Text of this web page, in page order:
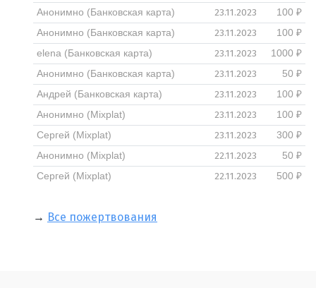
Анонимно (Банковская карта)
23.11.2023
100 ₽
Анонимно (Банковская карта)
23.11.2023
100 ₽
elena (Банковская карта)
23.11.2023
1000 ₽
Анонимно (Банковская карта)
23.11.2023
50 ₽
Андрей (Банковская карта)
23.11.2023
100 ₽
Анонимно (Mixplat)
23.11.2023
100 ₽
Сергей (Mixplat)
23.11.2023
300 ₽
Анонимно (Mixplat)
22.11.2023
50 ₽
Сергей (Mixplat)
22.11.2023 500 ₽
→ Все пожертвования